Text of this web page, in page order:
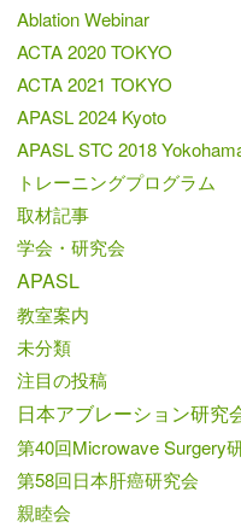
Ablation Webinar
ACTA 2020 TOKYO
ACTA 2021 TOKYO
APASL 2024 Kyoto
APASL STC 2018
トレーニングプログラム
取材記事
学会・研究会
APASL
教室案内
未分類
注目の投稿
日本アブレーション研究
第40回Microwave Surgery
第58回日本肝癌研究会
親睦会